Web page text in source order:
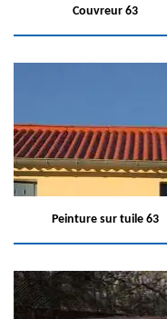
Couvreur 63
Peinture sur tuile 63